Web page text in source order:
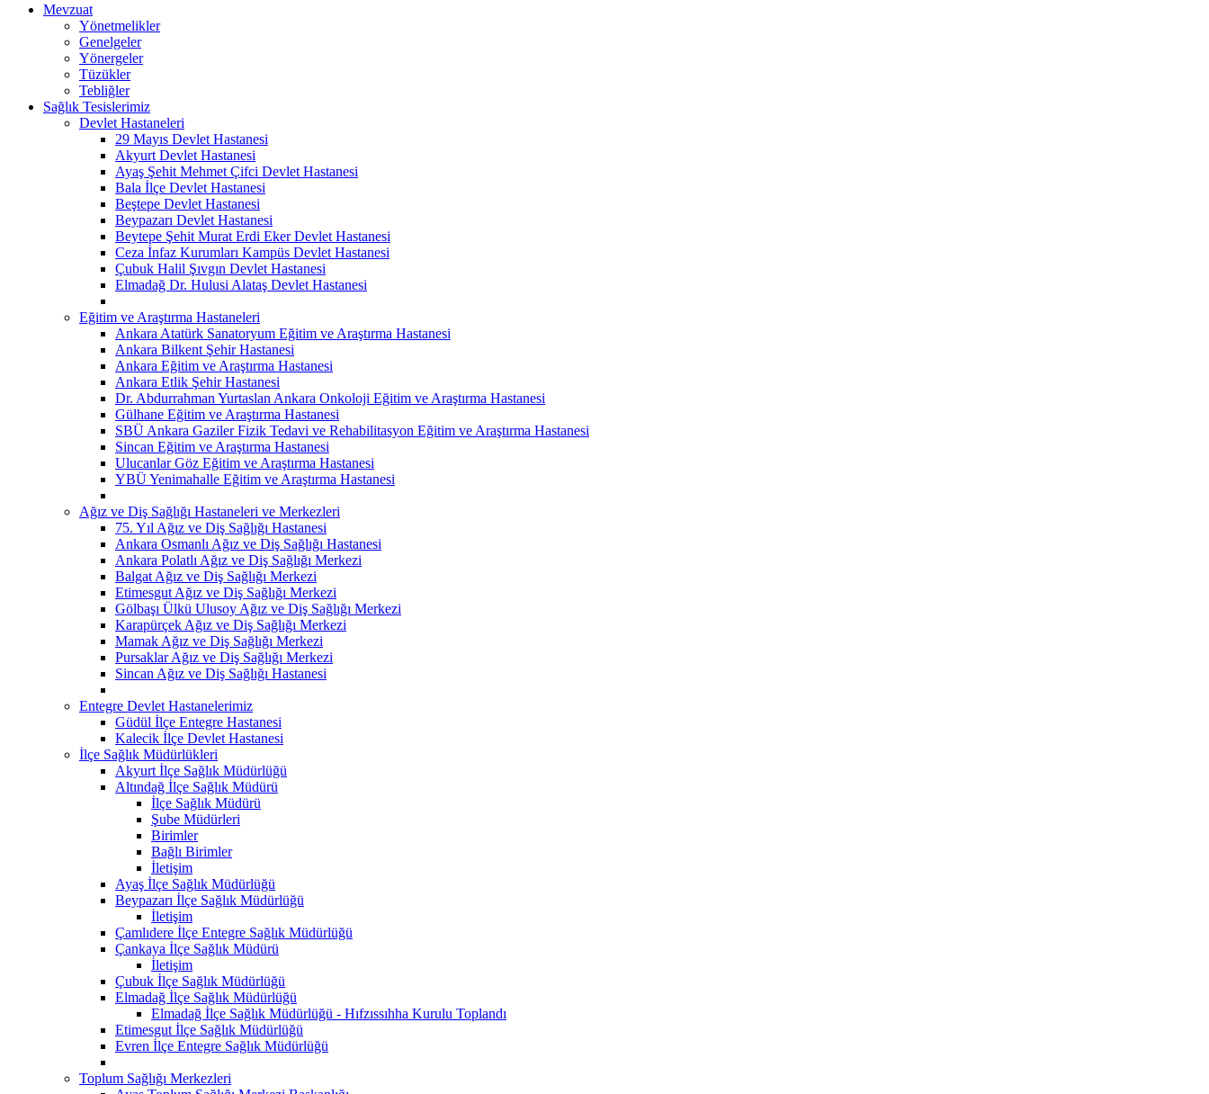
Mevzuat
Yönetmelikler
Genelgeler
Yönergeler
Tüzükler
Tebliğler
Sağlık Tesislerimiz
Devlet Hastaneleri
29 Mayıs Devlet Hastanesi
Akyurt Devlet Hastanesi
Ayaş Şehit Mehmet Çifci Devlet Hastanesi
Bala İlçe Devlet Hastanesi
Beştepe Devlet Hastanesi
Beypazarı Devlet Hastanesi
Beytepe Şehit Murat Erdi Eker Devlet Hastanesi
Ceza İnfaz Kurumları Kampüs Devlet Hastanesi
Çubuk Halil Şıvgın Devlet Hastanesi
Elmadağ Dr. Hulusi Alataş Devlet Hastanesi
Eğitim ve Araştırma Hastaneleri
Ankara Atatürk Sanatoryum Eğitim ve Araştırma Hastanesi
Ankara Bilkent Şehir Hastanesi
Ankara Eğitim ve Araştırma Hastanesi
Ankara Etlik Şehir Hastanesi
Dr. Abdurrahman Yurtaslan Ankara Onkoloji Eğitim ve Araştırma Hastanesi
Gülhane Eğitim ve Araştırma Hastanesi
SBÜ Ankara Gaziler Fizik Tedavi ve Rehabilitasyon Eğitim ve Araştırma Hastanesi
Sincan Eğitim ve Araştırma Hastanesi
Ulucanlar Göz Eğitim ve Araştırma Hastanesi
YBÜ Yenimahalle Eğitim ve Araştırma Hastanesi
Ağız ve Diş Sağlığı Hastaneleri ve Merkezleri
75. Yıl Ağız ve Diş Sağlığı Hastanesi
Ankara Osmanlı Ağız ve Diş Sağlığı Hastanesi
Ankara Polatlı Ağız ve Diş Sağlığı Merkezi
Balgat Ağız ve Diş Sağlığı Merkezi
Etimesgut Ağız ve Diş Sağlığı Merkezi
Gölbaşı Ülkü Ulusoy Ağız ve Diş Sağlığı Merkezi
Karapürçek Ağız ve Diş Sağlığı Merkezi
Mamak Ağız ve Diş Sağlığı Merkezi
Pursaklar Ağız ve Diş Sağlığı Merkezi
Sincan Ağız ve Diş Sağlığı Hastanesi
Entegre Devlet Hastanelerimiz
Güdül İlçe Entegre Hastanesi
Kalecik İlçe Devlet Hastanesi
İlçe Sağlık Müdürlükleri
Akyurt İlçe Sağlık Müdürlüğü
Altındağ İlçe Sağlık Müdürü
İlçe Sağlık Müdürü
Şube Müdürleri
Birimler
Bağlı Birimler
İletişim
Ayaş İlçe Sağlık Müdürlüğü
Beypazarı İlçe Sağlık Müdürlüğü
İletişim
Çamlıdere İlçe Entegre Sağlık Müdürlüğü
Çankaya İlçe Sağlık Müdürü
İletişim
Çubuk İlçe Sağlık Müdürlüğü
Elmadağ İlçe Sağlık Müdürlüğü
Elmadağ İlçe Sağlık Müdürlüğü - Hıfzıssıhha Kurulu Toplandı
Etimesgut İlçe Sağlık Müdürlüğü
Evren İlçe Entegre Sağlık Müdürlüğü
Toplum Sağlığı Merkezleri